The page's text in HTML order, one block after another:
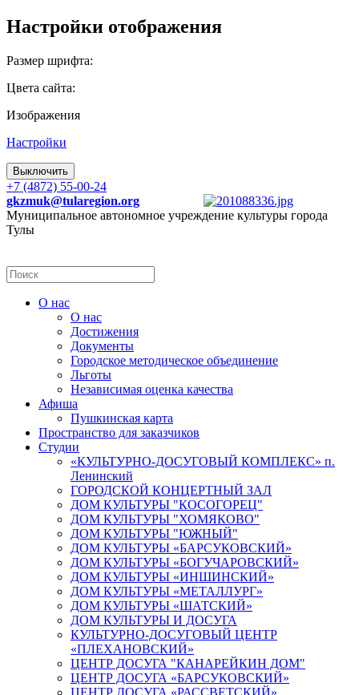
Настройки отображения
Размер шрифта:
Цвета сайта:
Изображения
Настройки
Выключить
+7 (4872) 55-00-24
gkzmuk@tularegion.org
Муниципальное автономное учреждение культуры города
Тулы
О нас
О нас
Достижения
Документы
Городское методическое объединение
Льготы
Независимая оценка качества
Афиша
Пушкинская карта
Пространство для заказчиков
Студии
«КУЛЬТУРНО-ДОСУГОВЫЙ КОМПЛЕКС» п.
Ленинский
ГОРОДСКОЙ КОНЦЕРТНЫЙ ЗАЛ
ДОМ КУЛЬТУРЫ "КОСОГОРЕЦ"
ДОМ КУЛЬТУРЫ "ХОМЯКОВО"
ДОМ КУЛЬТУРЫ "ЮЖНЫЙ"
ДОМ КУЛЬТУРЫ «БАРСУКОВСКИЙ»
ДОМ КУЛЬТУРЫ «БОГУЧАРОВСКИЙ»
ДОМ КУЛЬТУРЫ «ИНШИНСКИЙ»
ДОМ КУЛЬТУРЫ «МЕТАЛЛУРГ»
ДОМ КУЛЬТУРЫ «ШАТСКИЙ»
ДОМ КУЛЬТУРЫ И ДОСУГА
КУЛЬТУРНО-ДОСУГОВЫЙ ЦЕНТР
«ПЛЕХАНОВСКИЙ»
ЦЕНТР ДОСУГА "КАНАРЕЙКИН ДОМ"
ЦЕНТР ДОСУГА «БАРСУКОВСКИЙ»
ЦЕНТР ДОСУГА «РАССВЕТСКИЙ»